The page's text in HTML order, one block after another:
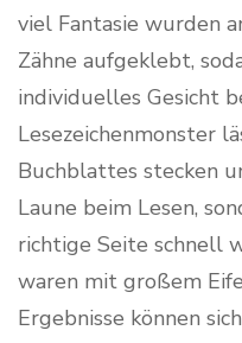
viel Fantasie wurden
Zähne aufgeklebt,
individuelles Gesicht
Lesezeichenmonster
Buchblattes stecken
Laune beim Lesen,
richtige Seite schnell
waren mit großem
Ergebnisse können